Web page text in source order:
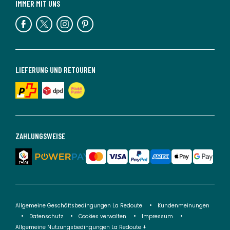
ZAHLUNGSWEISE
LIEFERUNG UND RETOUREN
IMMER MIT UNS
Allgemeine Geschäftsbedingungen La Redoute
Kundenmeinungen
Datenschutz
Cookies verwalten
Impressum
Allgemeine Nutzungsbedingungen La Redoute +